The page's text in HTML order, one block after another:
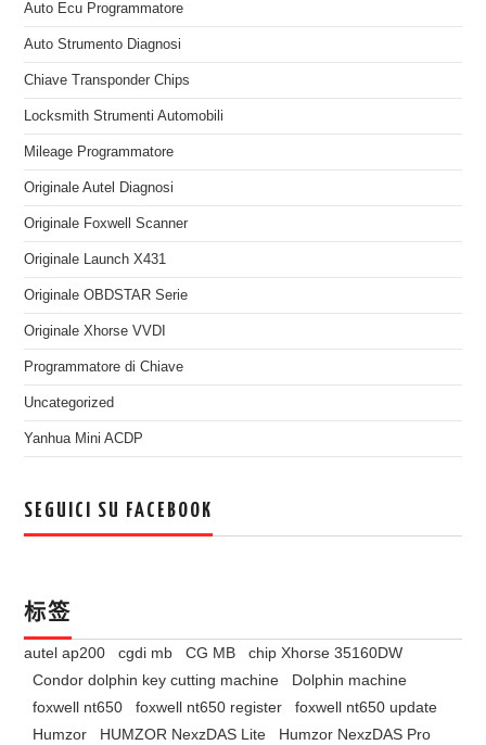
Auto Ecu Programmatore
Auto Strumento Diagnosi
Chiave Transponder Chips
Locksmith Strumenti Automobili
Mileage Programmatore
Originale Autel Diagnosi
Originale Foxwell Scanner
Originale Launch X431
Originale OBDSTAR Serie
Originale Xhorse VVDI
Programmatore di Chiave
Uncategorized
Yanhua Mini ACDP
SEGUICI SU FACEBOOK
标签
autel ap200 cgdi mb CG MB
chip Xhorse 35160DW
Condor dolphin key cutting machine
Dolphin machine
foxwell nt650
foxwell nt650 register
foxwell nt650 update
Humzor
HUMZOR NexzDAS Lite
Humzor NexzDAS Pro